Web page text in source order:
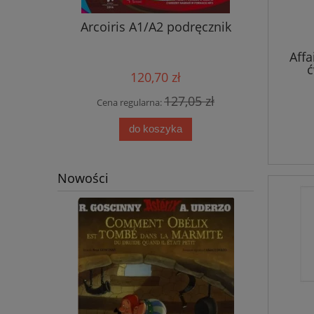
Arcoiris A1/A2 podręcznik
120,70 zł
Cena regularna:127,05 zł
do koszyka
Nowości